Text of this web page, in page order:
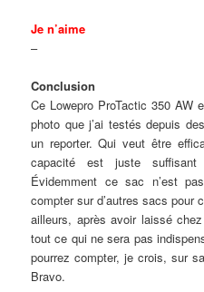
Je n’aime
–
Conclusion
Ce Lowepro ProTactic 350 AW
photo que j’ai testés depuis
un reporter. Qui veut être
capacité est juste suffisant
Évidemment ce sac n’est
compter sur d’autres sacs pour
ailleurs, après avoir laissé
tout ce qui ne sera pas
pourrez compter, je crois, sur
Bravo.